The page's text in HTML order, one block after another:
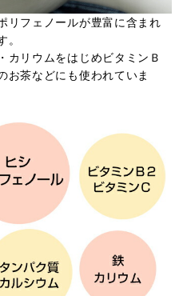
リフェノールが豊富に含まれ
。
カリウムをはじめビタミンＢ
お茶などにも使われていま